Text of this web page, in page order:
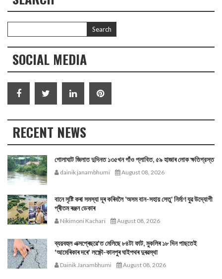
SOCIAL MEDIA
RECENT NEWS
গোলাঘাট জিলাত দুদিনত ১৩৫খন গাঁও প্লাবিত, ৫৯ হাজাৰ লোক ক্ষতিগ্রস্ত
dainik janambhumi August 08, 2026
বানে সৃষ্টি কৰা সমস্যা দূৰ কৰিবলৈ ‘অসম বান-সহায় সেতু’ নিৰ্মাণ যুৱ উদ্যোগী
প্ৰীতম ৰঞ্জন ডেকাৰ
Nikimoni Kachari August 08, 2026
ব্যয়বহুল এক্সপ্ৰেছৱে'ত মেলিছে ৮৪টা ফাট, মুকলিৰ ১৮ দিন পাছতেই
'আমেৰিকাৰ দৰে' লক্ষ্ণৌ-কানপুৰ ঘাইপথৰ দুৰৱস্থা
Dainik Janambhumi August 08, 2026